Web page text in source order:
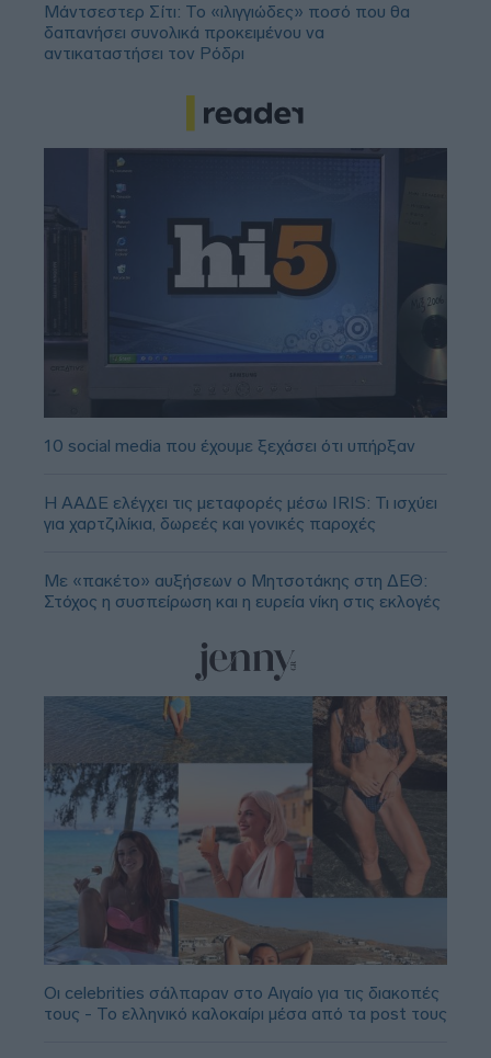
Μάντσεστερ Σίτι: Το «ιλιγγιώδες» ποσό που θα
δαπανήσει συνολικά προκειμένου να
αντικαταστήσει τον Ρόδρι
10 social media που έχουμε ξεχάσει ότι υπήρξαν
Η ΑΑΔΕ ελέγχει τις μεταφορές μέσω IRIS: Τι ισχύει
για χαρτζιλίκια, δωρεές και γονικές παροχές
Με «πακέτο» αυξήσεων ο Μητσοτάκης στη ΔΕΘ:
Στόχος η συσπείρωση και η ευρεία νίκη στις εκλογές
Οι celebrities σάλπαραν στο Αιγαίο για τις διακοπές
τους - Το ελληνικό καλοκαίρι μέσα από τα post τους